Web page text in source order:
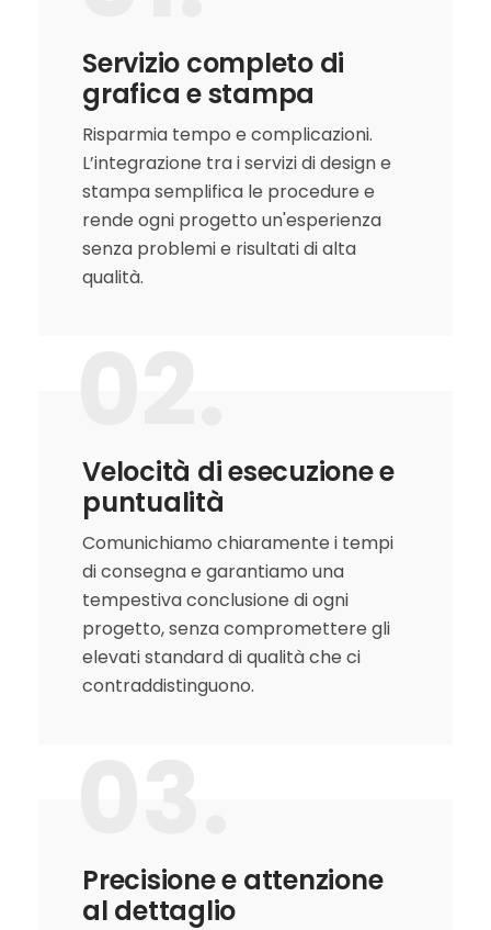
Servizio completo di
grafica e stampa
Risparmia tempo e complicazioni.
L’integrazione tra i servizi di design e
stampa semplifica le procedure e
rende ogni progetto un'esperienza
senza problemi e risultati di alta
qualità.
Velocità di esecuzione e
puntualità
Comunichiamo chiaramente i tempi
di consegna e garantiamo una
tempestiva conclusione di ogni
progetto, senza compromettere gli
elevati standard di qualità che ci
contraddistinguono.
Precisione e attenzione
al dettaglio